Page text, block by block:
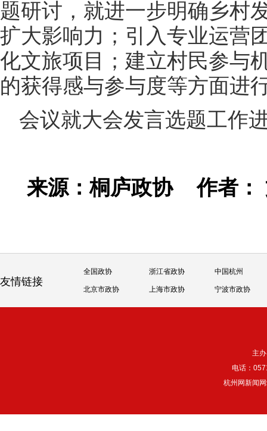
题研讨，就进一步明确乡村
扩大影响力；引入专业运营
化文旅项目；建立村民参与
的获得感与参与度等方面进
会议就大会发言选题工作
来源：桐庐政协作者
友情链接
全国政协 浙江省政协 中国杭州
北京市政协 上海市政协 宁波市政协
主
电话：
杭州网新闻